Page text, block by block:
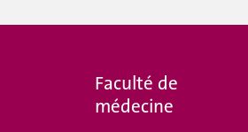
Faculté de
médecine